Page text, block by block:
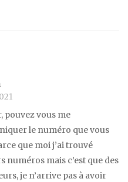
pouvez vous me
le numéro que vous
que moi j’ai trouvé
numéros mais c’est que des
je n’arrive pas à avoir